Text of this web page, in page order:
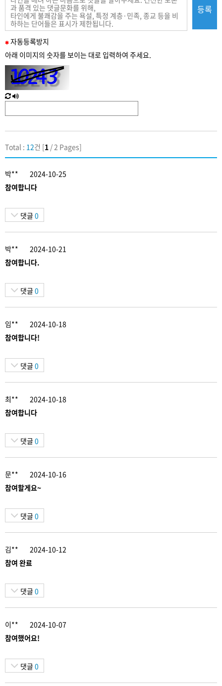
필
수
력
자동등록방지
아래 이미지의 숫자를 보이는 대로 입력하여 주세요.
새
로
침
한
글
성
등록
Total : 12건 [1 / 2 Pages]
박**
2024-10-25
참여합니다
댓글 0
박**
2024-10-21
참여합니다.
댓글 0
임**
2024-10-18
참여합니다!
댓글 0
최**
2024-10-18
참여합니다
댓글 0
문**
2024-10-16
참여할게요~
댓글 0
김**
2024-10-12
참여 완료
댓글 0
이**
2024-10-07
참여했어요!
댓글 0